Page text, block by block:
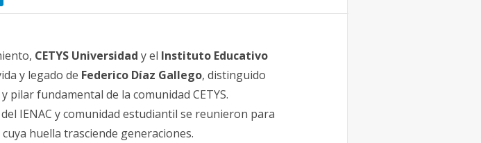
CETYS Universidad y el Instituto Educativo
y legado de Federico Díaz Gallego, distinguido
fundamental de la comunidad CETYS.
IENAC y comunidad estudiantil se reunieron para
huella trasciende generaciones.